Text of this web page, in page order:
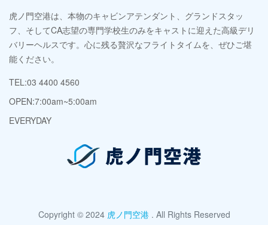
虎ノ門空港は、本物のキャビンアテンダント、グランドスタッ
フ、そしてCA志望の専門学校生のみをキャストに迎えた高級デリ
バリーヘルスです。心に残る贅沢なフライトタイムを、ぜひご堪
能ください。
TEL:03 4400 4560
OPEN:7:00am~5:00am
EVERYDAY
Copyright © 2024 虎ノ門空港. All Rights Reserved